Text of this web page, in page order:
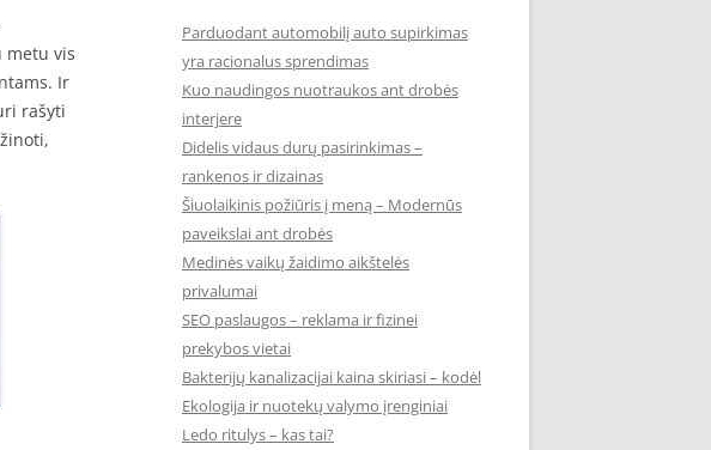
metu vis
Ir
rašyti
Parduodant automobilį auto supirkimas
yra racionalus sprendimas
Kuo naudingos nuotraukos ant drobės
interjere
Didelis vidaus durų pasirinkimas –
rankenos ir dizainas
Šiuolaikinis požiūris į meną – Modernūs
paveikslai ant drobės
Medinės vaikų žaidimo aikštelės
privalumai
SEO paslaugos – reklama ir fizinei
prekybos vietai
Bakterijų kanalizacijai kaina skiriasi – kodėl
Ekologija ir nuotekų valymo įrenginiai
Ledo ritulys – kas tai?